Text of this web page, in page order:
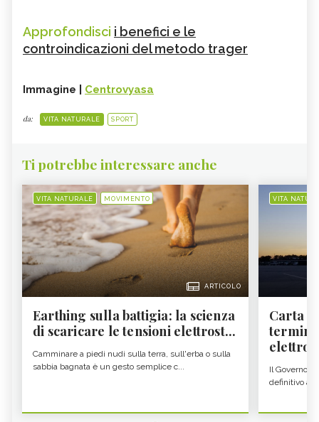
Approfondisci i benefici e le
controindicazioni del metodo trager
Immagine | Centrovyasa
da: VITA NATURALE SPORT
Ti potrebbe interessare anche
VITA NATURALE MOVIMENTO
ARTICOLO
Earthing sulla battigia: la scienza
di scaricare le tensioni elettrost...
Camminare a piedi nudi sulla terra, sull'erba o sulla
sabbia bagnata è un gesto semplice c...
VITA
Carta
Il Governo
definitivo